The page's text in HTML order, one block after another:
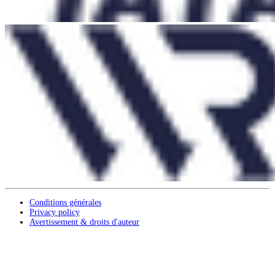
Conditions générales
Privacy policy
Avertissement & droits d'auteur